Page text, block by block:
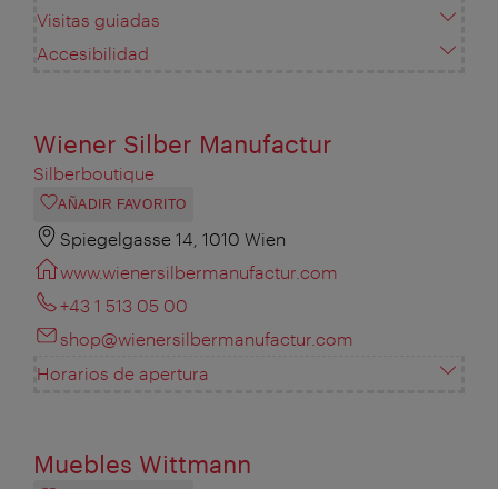
Visitas guiadas
Accesibilidad
Wiener Silber Manufactur
Silberboutique
AÑADIR FAVORITO
Spiegelgasse 14, 1010 Wien
www.wienersilbermanufactur.com
+43 1 513 05 00
shop@wienersilbermanufactur.com
Horarios de apertura
Muebles Wittmann